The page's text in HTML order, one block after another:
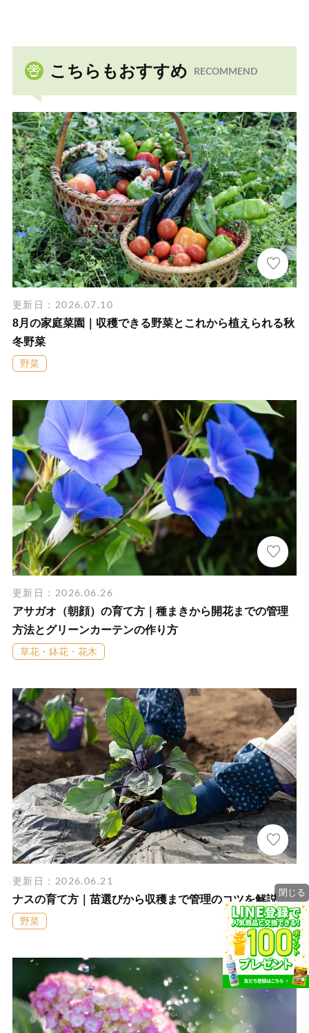
こちらもおすすめ RECOMMEND
更新日：2026.07.10
8月の家庭菜園｜収穫できる野菜とこれから植えられる秋
冬野菜
野菜
更新日：2026.06.26
アサガオ（朝顔）の育て方｜種まきから開花までの管理
方法とグリーンカーテンの作り方
草花・鉢花・花木
更新日：2026.06.21
ナスの育て方｜苗選びから収穫まで管理のコツを解説
野菜
閉じる